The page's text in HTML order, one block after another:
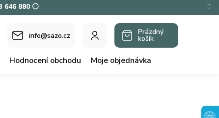
880 ⚪
info@sazo.cz
NÁKUPNÍ
Prázdný
košík
Hodnocení obchodu Moje objednávka